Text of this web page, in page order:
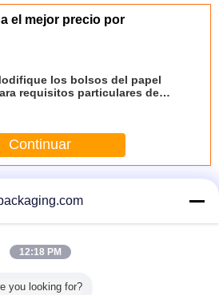
Pico 4's visual clarity is fantastic
difference. No more eye strain
Highly r
el mejor precio por
los bolsos del papel
requisitos particulares de
Continuar
imprimió los
12:18 PM
you looking for?